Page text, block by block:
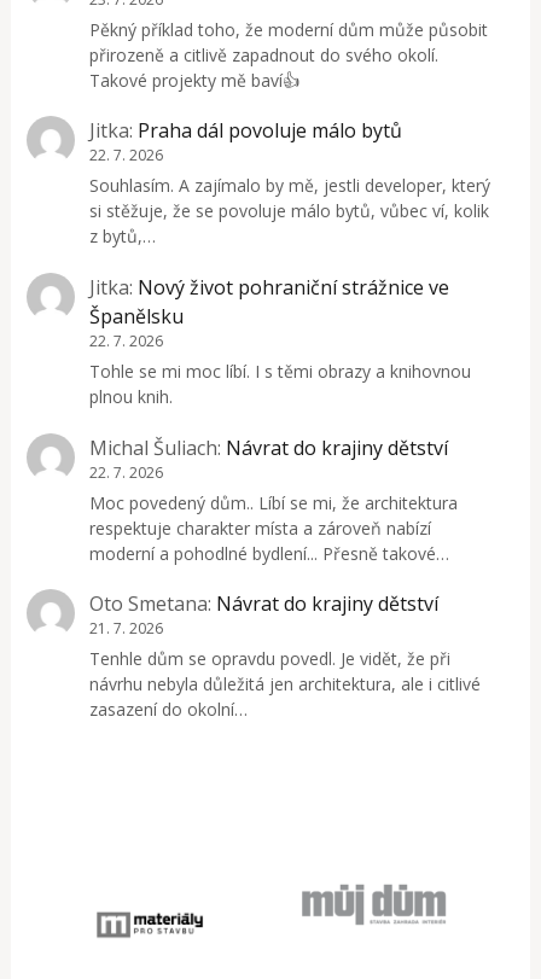
Pěkný příklad toho, že moderní dům může působit
přirozeně a citlivě zapadnout do svého okolí.
Takové projekty mě baví👍
Jitka: Praha dál povoluje málo bytů
22. 7. 2026
Souhlasím. A zajímalo by mě, jestli developer, který
si stěžuje, že se povoluje málo bytů, vůbec ví, kolik
z bytů,…
Jitka: Nový život pohraniční strážnice ve
Španělsku
22. 7. 2026
Tohle se mi moc líbí. I s těmi obrazy a knihovnou
plnou knih.
Michal Šuliach: Návrat do krajiny dětství
22. 7. 2026
Moc povedený dům.. Líbí se mi, že architektura
respektuje charakter místa a zároveň nabízí
moderní a pohodlné bydlení... Přesně takové…
Oto Smetana: Návrat do krajiny dětství
21. 7. 2026
Tenhle dům se opravdu povedl. Je vidět, že při
návrhu nebyla důležitá jen architektura, ale i citlivé
zasazení do okolní…